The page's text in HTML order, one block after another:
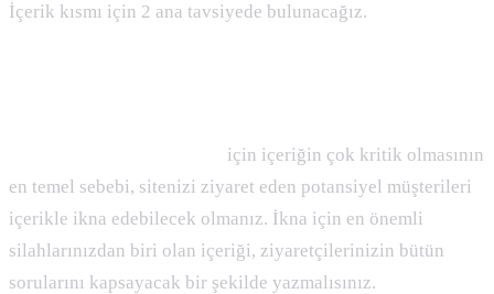
İçerik kısmı için 2 ana tavsiyede bulunacağız.
için içeriğin çok kritik olmasının
en temel sebebi, sitenizi ziyaret eden potansiyel müşterileri
içerikle ikna edebilecek olmanız. İkna için en önemli
silahlarınızdan biri olan içeriği, ziyaretçilerinizin bütün
sorularını kapsayacak bir şekilde yazmalısınız.